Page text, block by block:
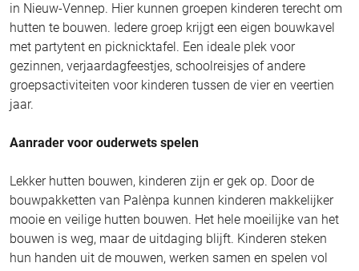
in Nieuw-Vennep. Hier kunnen groepen kinderen terecht om
hutten te bouwen. Iedere groep krijgt een eigen bouwkavel
met partytent en picknicktafel. Een ideale plek voor
gezinnen, verjaardagfeestjes, schoolreisjes of andere
groepsactiviteiten voor kinderen tussen de vier en veertien
jaar.
Aanrader voor ouderwets spelen
Lekker hutten bouwen, kinderen zijn er gek op. Door de
bouwpakketten van Palènpa kunnen kinderen makkelijker
mooie en veilige hutten bouwen. Het hele moeilijke van het
bouwen is weg, maar de uitdaging blijft. Kinderen steken
hun handen uit de mouwen, werken samen en spelen vol